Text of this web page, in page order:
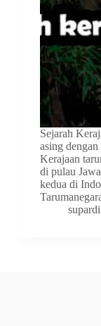
Sejarah
asing
Kerajaan
di pulau
kedua di
supardi